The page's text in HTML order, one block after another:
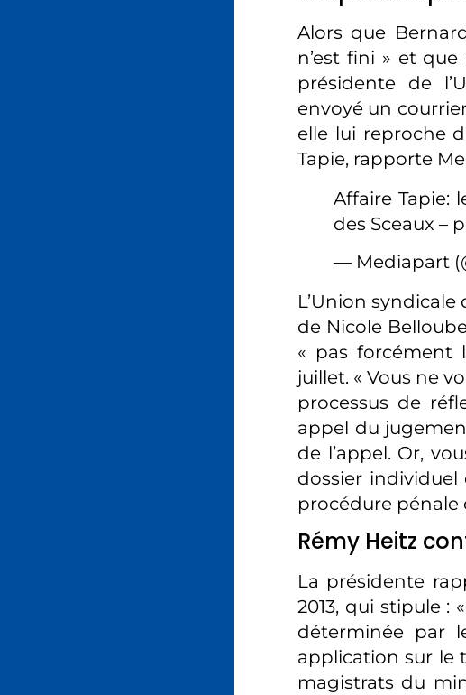
Alors que
n’est fini » et
présidente de
envoyé un
elle lui reproche
Tapie, rapporte
Affaire Tapie:
des Sceaux –
— Mediapart
L’Union
de Nicole
« pas forcément
juillet. « Vous ne
processus de
appel du
de l’appel. Or,
dossier
procédure pénale
Rémy Heitz
La présidente
2013, qui stipule
déterminée par
application sur le
magistrats du